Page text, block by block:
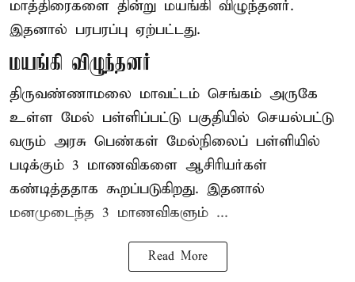
மாத்திரைகளை தின்று மயங்கி விழுந்தனர்.
இதனால் பரபரப்பு ஏற்பட்டது.
மயங்கி விழுந்தனர்
திருவண்ணாமலை மாவட்டம் செங்கம் அருகே
உள்ள மேல் பள்ளிப்பட்டு பகுதியில் செயல்பட்டு
வரும் அரசு பெண்கள் மேல்நிலைப் பள்ளியில்
படிக்கும் 3 மாணவிகளை ஆசிரியர்கள்
கண்டித்ததாக கூறப்படுகிறது. இதனால்
மனமுடைந்த 3 மாணவிகளும் ...
Read More